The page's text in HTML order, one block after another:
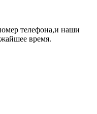
телефона,и наши
время.